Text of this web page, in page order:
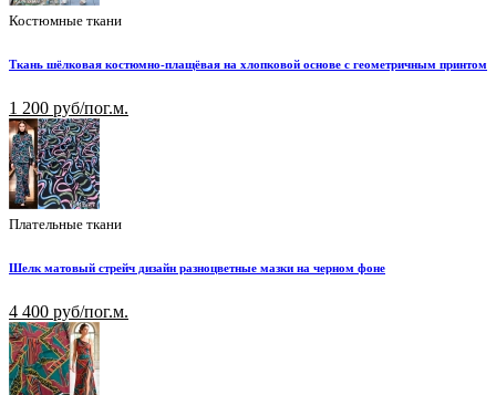
Костюмные ткани
Ткань шёлковая костюмно-плащёвая на хлопковой основе с геометричным принтом
1 200 руб/пог.м.
Плательные ткани
Шелк матовый стрейч дизайн разноцветные мазки на черном фоне
4 400 руб/пог.м.